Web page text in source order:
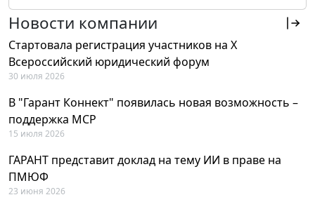
Новости компании
Стартовала регистрация участников на X
Всероссийский юридический форум
30 июля 2026
В "Гарант Коннект" появилась новая возможность –
поддержка MCP
15 июля 2026
ГАРАНТ представит доклад на тему ИИ в праве на
ПМЮФ
23 июня 2026